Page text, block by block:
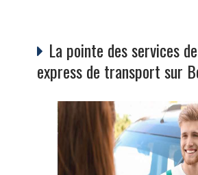
La pointe des services
express de transport sur